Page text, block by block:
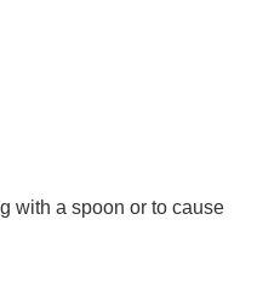
with a spoon or to cause